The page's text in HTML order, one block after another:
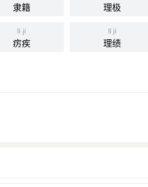
隶籍 理极
lì jí
疠疾
lǐ jì
理绩